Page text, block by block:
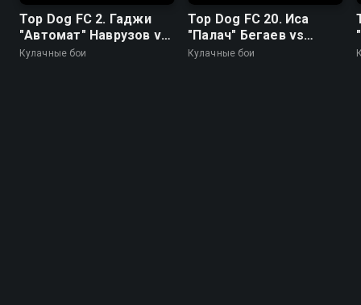
Top Dog FC 2. Гаджи
"Автомат" Наврузов vs
Ярослав "Таец" Ремыга
Кулачные бои
Top Dog FC 20. Иса
"Палач" Бегаев vs
Денис Погодин
Кулачные бои